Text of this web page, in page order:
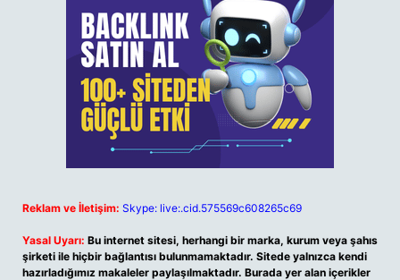
Reklam ve İletişim: Skype: live:.cid.575569c608265c69
Yasal Uyarı: Bu internet sitesi, herhangi bir marka, kurum veya şahıs
şirketi ile hiçbir bağlantısı bulunmamaktadır. Sitede yalnızca kendi
hazırladığımız makaleler paylaşılmaktadır. Burada yer alan içerikler